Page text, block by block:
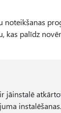
noteikšanas
kas palīdz
jāinstalē
instalēšanas.